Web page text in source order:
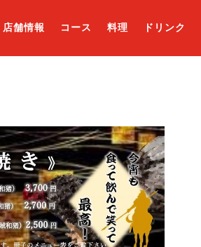
店舗情報 コース 料理 ドリンク